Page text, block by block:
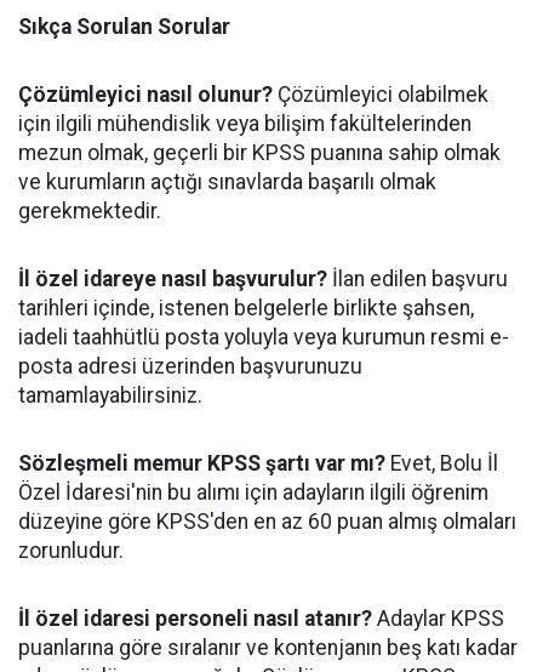
Sıkça Sorulan Sorular
Çözümleyici nasıl olunur? Çözümleyici olabilmek
için ilgili mühendislik veya bilişim fakültelerinden
mezun olmak, geçerli bir KPSS puanına sahip olmak
ve kurumların açtığı sınavlarda başarılı olmak
gerekmektedir.
İl özel idareye nasıl başvurulur? İlan edilen başvuru
tarihleri içinde, istenen belgelerle birlikte şahsen,
iadeli taahhütlü posta yoluyla veya kurumun resmi e-
posta adresi üzerinden başvurunuzu
tamamlayabilirsiniz.
Sözleşmeli memur KPSS şartı var mı? Evet, Bolu İl
Özel İdaresi'nin bu alımı için adayların ilgili öğrenim
düzeyine göre KPSS'den en az 60 puan almış olmaları
zorunludur.
İl özel idaresi personeli nasıl atanır? Adaylar KPSS
puanlarına göre sıralanır ve kontenjanın beş katı kadar